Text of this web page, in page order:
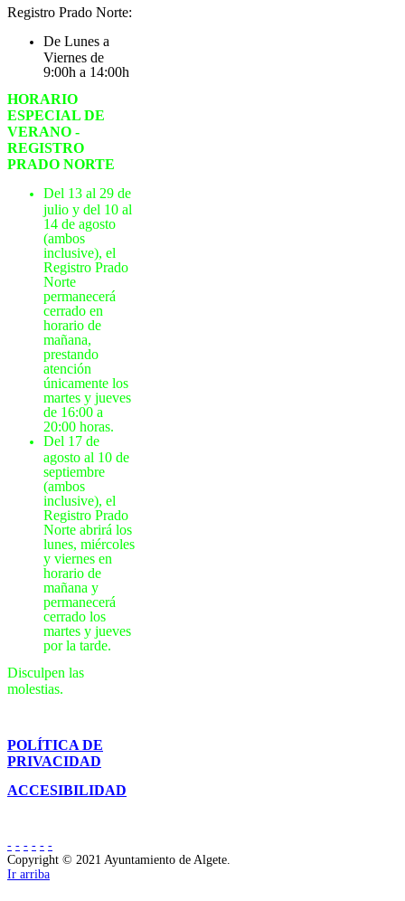
Registro Prado Norte:
De Lunes a
Viernes de
9:00h a 14:00h
HORARIO
ESPECIAL DE
VERANO -
REGISTRO
PRADO NORTE
Del 13 al 29 de
julio y del 10 al
14 de agosto
(ambos
inclusive), el
Registro Prado
Norte
permanecerá
cerrado en
horario de
mañana,
prestando
atención
únicamente los
martes y jueves
de 16:00 a
20:00 horas.
Del 17 de
agosto al 10 de
septiembre
(ambos
inclusive), el
Registro Prado
Norte abrirá los
lunes, miércoles
y viernes en
horario de
mañana y
permanecerá
cerrado los
martes y jueves
por la tarde.
Disculpen las
molestias.
POLÍTICA DE
PRIVACIDAD
ACCESIBILIDAD
- - - - - -
Copyright © 2021 Ayuntamiento de Algete.
Ir arriba